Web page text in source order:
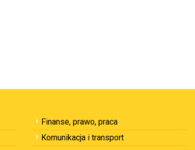
Finanse, prawo, praca
Komunikacja i transport